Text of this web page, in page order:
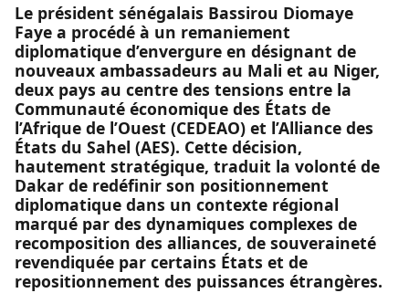
Le président sénégalais Bassirou Diomaye
Faye a procédé à un remaniement
diplomatique d’envergure en désignant de
nouveaux ambassadeurs au Mali et au Niger,
deux pays au centre des tensions entre la
Communauté économique des États de
l’Afrique de l’Ouest (CEDEAO) et l’Alliance des
États du Sahel (AES). Cette décision,
hautement stratégique, traduit la volonté de
Dakar de redéfinir son positionnement
diplomatique dans un contexte régional
marqué par des dynamiques complexes de
recomposition des alliances, de souveraineté
revendiquée par certains États et de
repositionnement des puissances étrangères.